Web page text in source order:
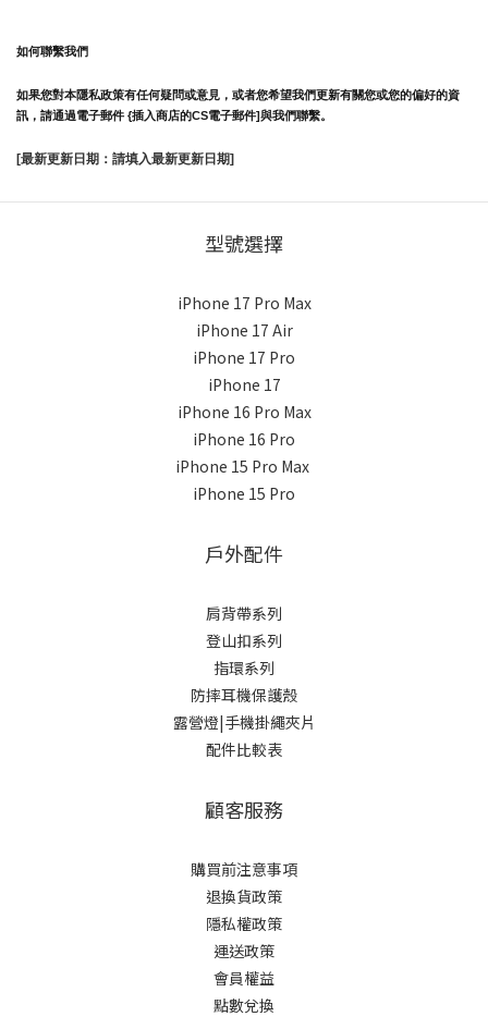
如何聯繫我們
如果您對本隱私政策有任何疑問或意見，或者您希望我們更新有關您或您的偏好的資
訊，請通過電子郵件 {插入商店的CS電子郵件]與我們聯繫。
[最新更新日期：請填入最新更新日期]
型號選擇
iPhone 17 Pro Max
iPhone 17 Air
iPhone 17 Pro
iPhone 17
iPhone 16 Pro Max
iPhone 16 Pro
iPhone 15 Pro Max
iPhone 15 Pro
戶外配件
肩背帶系列
登山扣系列
指環系列
防摔耳機保護殼
露營燈|手機掛繩夾片
配件比較表
顧客服務
購買前注意事項
退換貨政策
隱私權政策
運送政策
會員權益
點數兌換